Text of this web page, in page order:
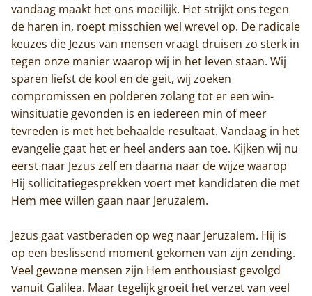
vandaag maakt het ons moeilijk. Het strijkt ons tegen
de haren in, roept misschien wel wrevel op. De radicale
keuzes die Jezus van mensen vraagt druisen zo sterk in
tegen onze manier waarop wij in het leven staan. Wij
sparen liefst de kool en de geit, wij zoeken
compromissen en polderen zolang tot er een win-
winsituatie gevonden is en iedereen min of meer
tevreden is met het behaalde resultaat. Vandaag in het
evangelie gaat het er heel anders aan toe. Kijken wij nu
eerst naar Jezus zelf en daarna naar de wijze waarop
Hij sollicitatiegesprekken voert met kandidaten die met
Hem mee willen gaan naar Jeruzalem.
Jezus gaat vastberaden op weg naar Jeruzalem. Hij is
op een beslissend moment gekomen van zijn zending.
Veel gewone mensen zijn Hem enthousiast gevolgd
vanuit Galilea. Maar tegelijk groeit het verzet van veel